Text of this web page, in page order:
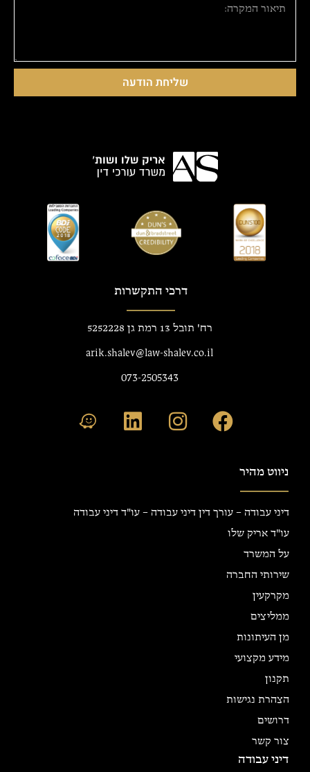
שליחת הודעה
דרכי התקשרות
רח' תובל 13 רמת גן 5252228
arik.shalev@law-shalev.co.il
073-2505343
ניווט מהיר
דיני עבודה – עורך דין דיני עבודה – עו"ד דיני עבודה
עו"ד אריק שלו
על המשרד
שירותי החברה
מקרקעין
ממליצים
מן העיתונות
מידע מקצועי
תקנון
הצהרת נגישות
דרושים
צור קשר
דיני עבודה